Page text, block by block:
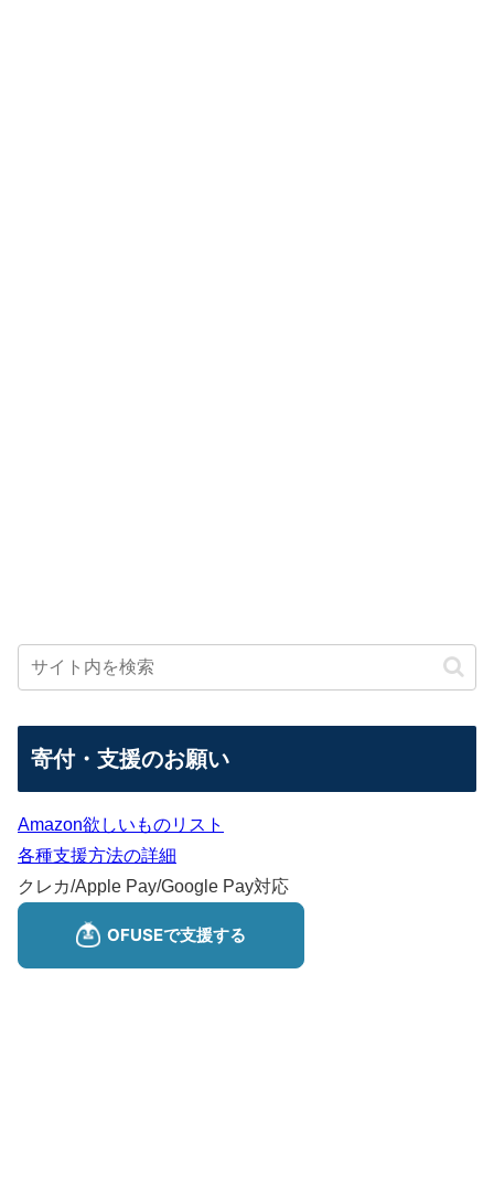
寄付・支援のお願い
Amazon欲しいものリスト
各種支援方法の詳細
クレカ/Apple Pay/Google Pay対応